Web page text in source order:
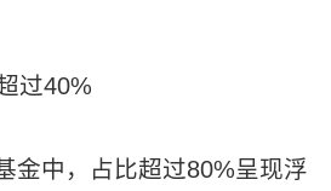
过40%
金中，占比超过80%呈现浮